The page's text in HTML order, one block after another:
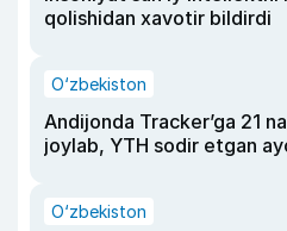
qolishidan xavotir bildirdi
O‘zbekiston
Andijonda Tracker’ga 21
joylab, YTH sodir etgan
O‘zbekiston